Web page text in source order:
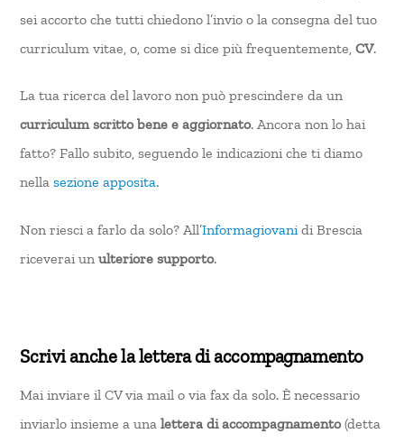
sei accorto che tutti chiedono l’invio o la consegna del tuo
curriculum vitae, o, come si dice più frequentemente,CV.
La tua ricerca del lavoro non può prescindere da un
curriculum scritto bene e aggiornato. Ancora non lo hai
fatto? Fallo subito, seguendo le indicazioni che ti diamo
nellasezione apposita.
Non riesci a farlo da solo? All’Informagiovanidi Brescia
riceverai unulteriore supporto.
Scrivi anche la lettera di accompagnamento
Mai inviare il CV via mail o via fax da solo. È necessario
inviarlo insieme a unalettera di accompagnamento(detta